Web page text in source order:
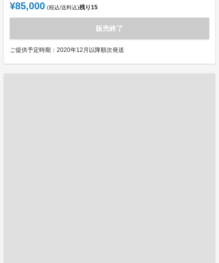
¥85,000 (税込/送料込)残り15
販売終了
ご提供予定時期：2020年12月以降順次発送